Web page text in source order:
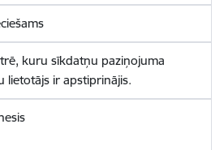
kuru sīkdatņu paziņojuma
lietotājs ir apstiprinājis.